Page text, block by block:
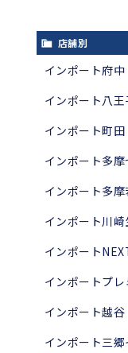
店舗別
インポート府中
インポート八王
インポート町田
インポート多
インポート多
インポート川
インポート
インポートプレ
インポート越谷
インポート三